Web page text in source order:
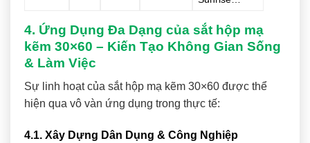
4. Ứng Dụng Đa Dạng của sắt hộp mạ
kẽm 30×60 – Kiến Tạo Không Gian Sống
& Làm Việc
Sự linh hoạt của sắt hộp mạ kẽm 30×60 được thể
hiện qua vô vàn ứng dụng trong thực tế:
4.1. Xây Dựng Dân Dụng & Công Nghiệp